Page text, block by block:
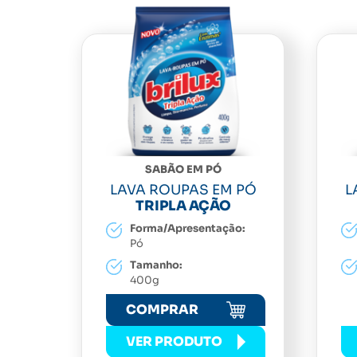
SABÃO EM PÓ
LAVA ROUPAS EM PÓ
TRIPLA AÇÃO
Forma/Apresentação:
Pó
Tamanho:
400g
COMPRAR
VER PRODUTO